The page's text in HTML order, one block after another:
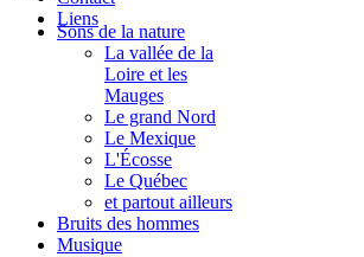
Liens
Sons de la nature
La vallée de la
Loire et les
Mauges
Le grand Nord
Le Mexique
L'Écosse
Le Québec
et partout ailleurs
Bruits des hommes
Musique